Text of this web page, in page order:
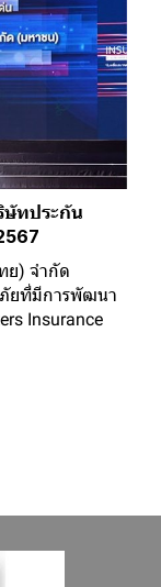
ษัทประกัน
ย) จำกัด
ภัยที่มีการพัฒนา
Insurance